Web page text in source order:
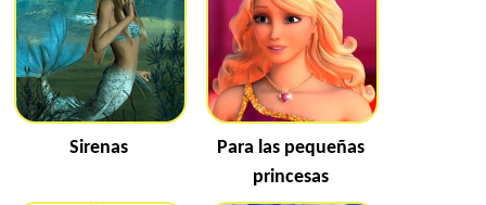
Sirenas
Para las pequeñas
princesas